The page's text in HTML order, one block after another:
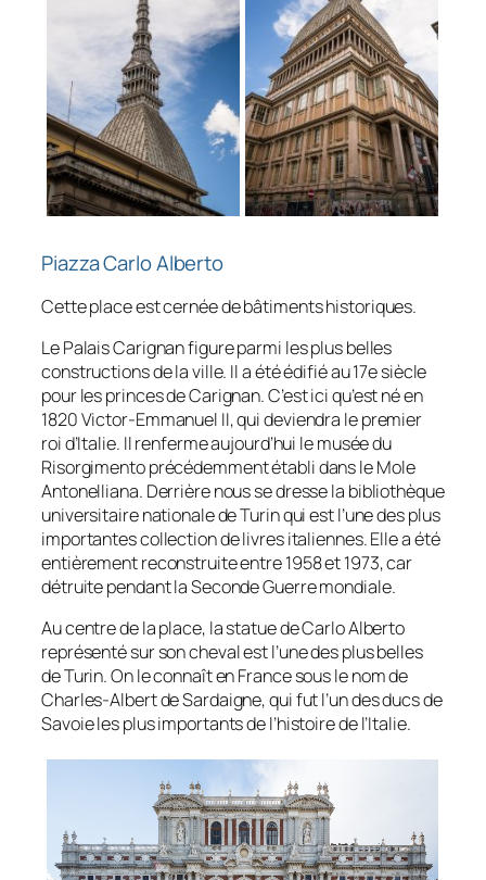
Piazza Carlo Alberto
Cette place est cernée de bâtiments historiques.
Le Palais Carignan figure parmi les plus belles
constructions de la ville. Il a été édifié au 17e siècle
pour les princes de Carignan. C’est ici qu’est né en
1820 Victor-Emmanuel II, qui deviendra le premier
roi d’Italie. Il renferme aujourd’hui le musée du
Risorgimento précédemment établi dans le Mole
Antonelliana. Derrière nous se dresse la bibliothèque
universitaire nationale de Turin qui est l’une des plus
importantes collection de livres italiennes. Elle a été
entièrement reconstruite entre 1958 et 1973, car
détruite pendant la Seconde Guerre mondiale.
Au centre de la place, la statue de Carlo Alberto
représenté sur son cheval est l’une des plus belles
de Turin. On le connaît en France sous le nom de
Charles-Albert de Sardaigne, qui fut l’un des ducs de
Savoie les plus importants de l’histoire de l’Italie.